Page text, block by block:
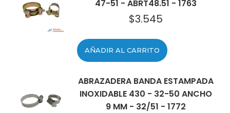
47-51 - ABRT48.51 - 1763
$3.545
AÑADIR AL CARRITO
ABRAZADERA BANDA ESTAMPADA
INOXIDABLE 430 - 32-50 ANCHO
9 MM - 32/51 - 1772